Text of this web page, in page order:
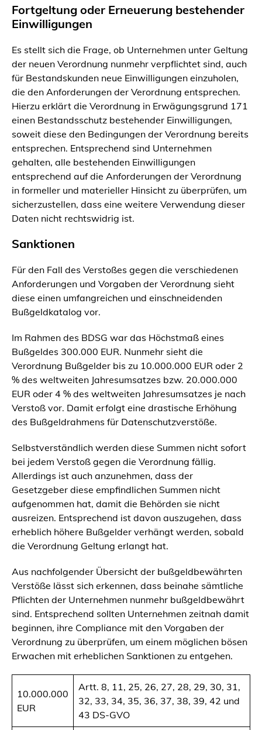
Fortgeltung oder Erneuerung bestehender
Einwilligungen
Es stellt sich die Frage, ob Unternehmen unter Geltung
der neuen Verordnung nunmehr verpflichtet sind, auch
für Bestandskunden neue Einwilligungen einzuholen,
die den Anforderungen der Verordnung entsprechen.
Hierzu erklärt die Verordnung in Erwägungsgrund 171
einen Bestandsschutz bestehender Einwilligungen,
soweit diese den Bedingungen der Verordnung bereits
entsprechen. Entsprechend sind Unternehmen
gehalten, alle bestehenden Einwilligungen
entsprechend auf die Anforderungen der Verordnung
in formeller und materieller Hinsicht zu überprüfen, um
sicherzustellen, dass eine weitere Verwendung dieser
Daten nicht rechtswidrig ist.
Sanktionen
Für den Fall des Verstoßes gegen die verschiedenen
Anforderungen und Vorgaben der Verordnung sieht
diese einen umfangreichen und einschneidenden
Bußgeldkatalog vor.
Im Rahmen des BDSG war das Höchstmaß eines
Bußgeldes 300.000 EUR. Nunmehr sieht die
Verordnung Bußgelder bis zu 10.000.000 EUR oder 2
% des weltweiten Jahresumsatzes bzw. 20.000.000
EUR oder 4 % des weltweiten Jahresumsatzes je nach
Verstoß vor. Damit erfolgt eine drastische Erhöhung
des Bußgeldrahmens für Datenschutzverstöße.
Selbstverständlich werden diese Summen nicht sofort
bei jedem Verstoß gegen die Verordnung fällig.
Allerdings ist auch anzunehmen, dass der
Gesetzgeber diese empfindlichen Summen nicht
aufgenommen hat, damit die Behörden sie nicht
ausreizen. Entsprechend ist davon auszugehen, dass
erheblich höhere Bußgelder verhängt werden, sobald
die Verordnung Geltung erlangt hat.
Aus nachfolgender Übersicht der bußgeldbewährten
Verstöße lässt sich erkennen, dass beinahe sämtliche
Pflichten der Unternehmen nunmehr bußgeldbewährt
sind. Entsprechend sollten Unternehmen zeitnah damit
beginnen, ihre Compliance mit den Vorgaben der
Verordnung zu überprüfen, um einem möglichen bösen
Erwachen mit erheblichen Sanktionen zu entgehen.
10.000.000
EUR
Artt. 8, 11, 25, 26, 27, 28, 29, 30, 31,
32, 33, 34, 35, 36, 37, 38, 39, 42 und
43 DS-GVO